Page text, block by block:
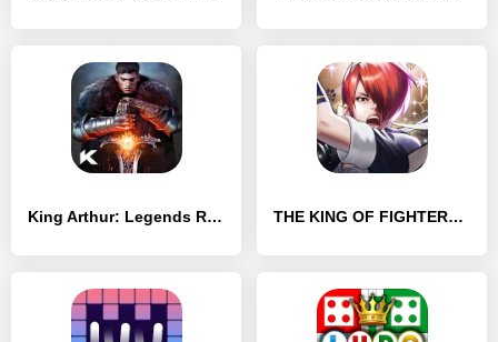
King Arthur: Legends Rise - [Взлом/МОД Unlocked] THE KING OF FIGHTERS '98 UM OL - [Взлом/МОД Unlocked]